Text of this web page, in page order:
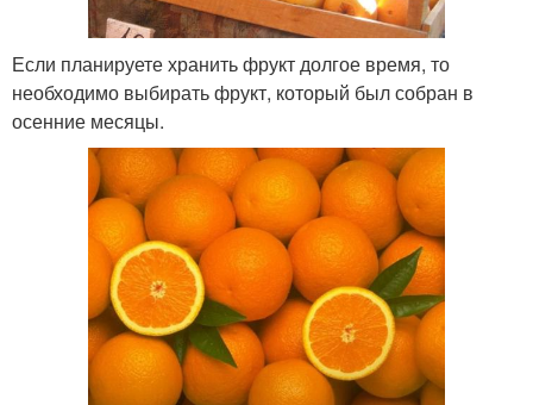
Если планируете хранить фрукт долгое время, то
необходимо выбирать фрукт, который был собран в
осенние месяцы.